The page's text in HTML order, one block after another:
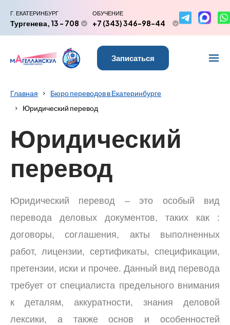
Г. ЕКАТЕРИНБУРГ
Тургенева, 13 - 708
ОБУЧЕНИЕ
+7 (343) 346-98-44
Записаться
Главная
Бюро переводов в Екатеринбурге
Юридический перевод
Юридический
перевод
Юридический перевод – это особый вид
перевода деловых документов, таких как :
договоры, соглашения, акты выполненных
работ, лицензии, сертификаты, спецификации,
претензии, иски и прочее. Данный вид перевода
требует от специалиста предельного внимания
к деталям, аккуратности, знания деловой
лексики, а также основ и особенностей